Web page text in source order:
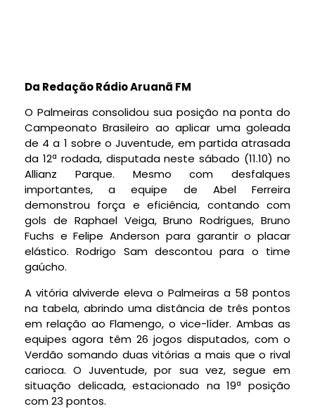
Da Redação Rádio Aruanã FM
O Palmeiras consolidou sua posição na ponta do
Campeonato Brasileiro ao aplicar uma goleada
de 4 a 1 sobre o Juventude, em partida atrasada
da 12ª rodada, disputada neste sábado (11.10) no
Allianz Parque. Mesmo com desfalques
importantes, a equipe de Abel Ferreira
demonstrou força e eficiência, contando com
gols de Raphael Veiga, Bruno Rodrigues, Bruno
Fuchs e Felipe Anderson para garantir o placar
elástico. Rodrigo Sam descontou para o time
gaúcho.
A vitória alviverde eleva o Palmeiras a 58 pontos
na tabela, abrindo uma distância de três pontos
em relação ao Flamengo, o vice-líder. Ambas as
equipes agora têm 26 jogos disputados, com o
Verdão somando duas vitórias a mais que o rival
carioca. O Juventude, por sua vez, segue em
situação delicada, estacionado na 19ª posição
com 23 pontos.